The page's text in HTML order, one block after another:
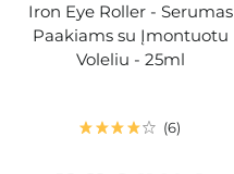
Iron Eye Roller - Serumas
Paakiams su Įmontuotu
Voleliu - 25ml
6